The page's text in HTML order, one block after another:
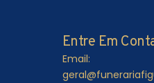
Entre Em
Email: